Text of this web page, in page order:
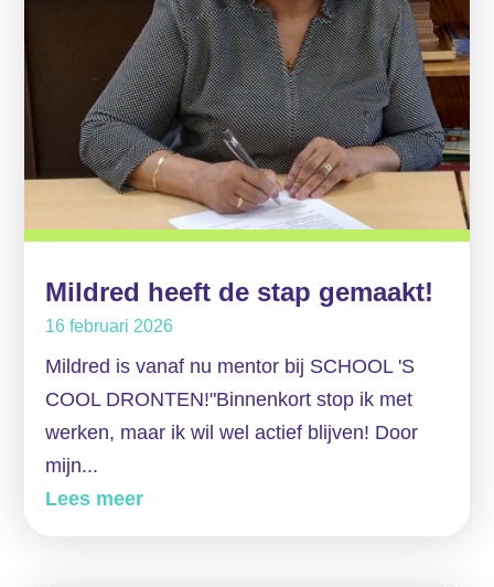
Mildred heeft de stap gemaakt!
16 februari 2026
Mildred is vanaf nu mentor bij SCHOOL 'S
COOL DRONTEN!"Binnenkort stop ik met
werken, maar ik wil wel actief blijven! Door
mijn...
Lees meer